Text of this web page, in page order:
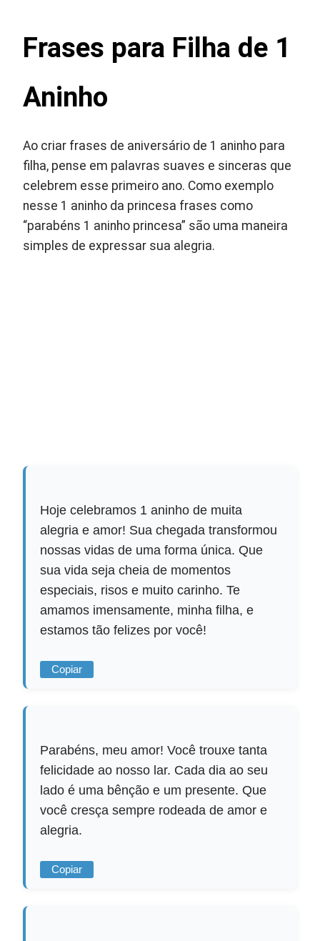
Frases para Filha de 1
Aninho
Ao criar frases de aniversário de 1 aninho para
filha, pense em palavras suaves e sinceras que
celebrem esse primeiro ano. Como exemplo
nesse 1 aninho da princesa frases como
“parabéns 1 aninho princesa” são uma maneira
simples de expressar sua alegria.
Hoje celebramos 1 aninho de muita
alegria e amor! Sua chegada transformou
nossas vidas de uma forma única. Que
sua vida seja cheia de momentos
especiais, risos e muito carinho. Te
amamos imensamente, minha filha, e
estamos tão felizes por você!
Copiar
Parabéns, meu amor! Você trouxe tanta
felicidade ao nosso lar. Cada dia ao seu
lado é uma bênção e um presente. Que
você cresça sempre rodeada de amor e
alegria.
Copiar